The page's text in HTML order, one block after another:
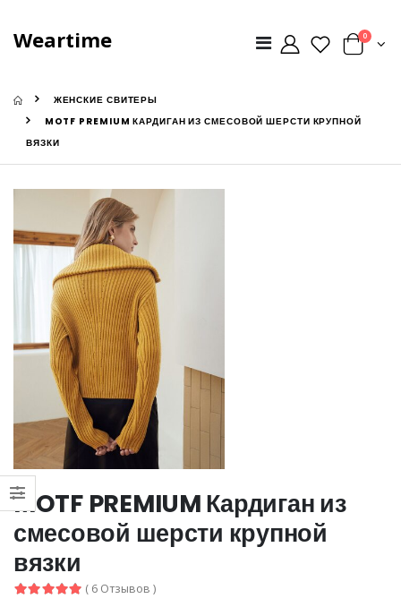
Weartime 0
ЖЕНСКИЕ СВИТЕРЫ
MOTF PREMIUM КАРДИГАН ИЗ СМЕСОВОЙ ШЕРСТИ КРУПНОЙ
ВЯЗКИ
MOTF PREMIUM Кардиган из
смесовой шерсти крупной
вязки
( 6 Отзывов )